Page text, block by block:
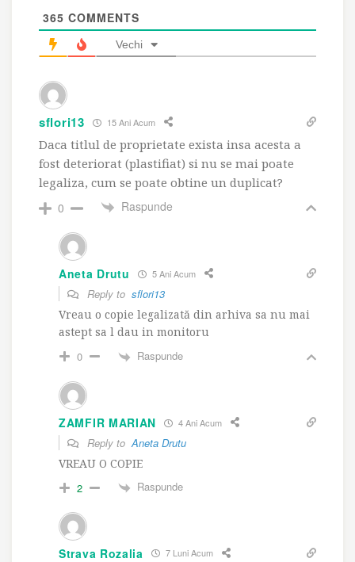
365 COMMENTS
Vechi
sflori13 15 Ani Acum
Daca titlul de proprietate exista insa acesta a
fost deteriorat (plastifiat) si nu se mai poate
legaliza, cum se poate obtine un duplicat?
0
Raspunde
Aneta Drutu 5 Ani Acum
Reply to sflori13
Vreau o copie legalizată din arhiva sa nu mai
astept sa l dau in monitoru
0
Raspunde
ZAMFIR MARIAN 4 Ani Acum
Reply toAneta Drutu
VREAU O COPIE
2
Raspunde
Strava Rozalia 7 Luni Acum